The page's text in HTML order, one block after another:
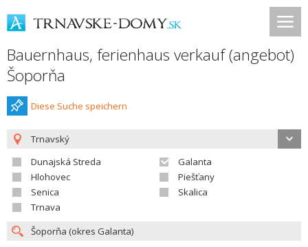
Bauernhaus, ferienhaus verkauf (angebot)
Šoporňa
Diese Suche speichern
Trnavský
Dunajská Streda
Galanta
Hlohovec
Piešťany
Senica
Skalica
Trnava